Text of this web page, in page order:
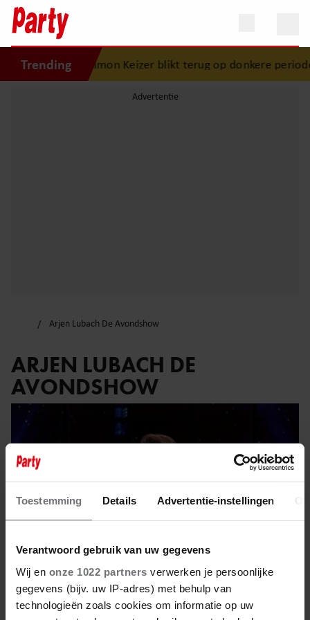
Toestemming Details Advertentie-instellingen
Verantwoord gebruik van uw gegevens
Wij en onze 1022 partners verwerken je persoonlijke
gegevens (bijv. uw IP-adres) met behulp van
technologieën zoals cookies om informatie op uw
Trending
geboren”• Simon Keizer blikt terug op donkere
Arjen Lubach De Avondshow
ARJEN LUBACH DE
AVONDSHOW